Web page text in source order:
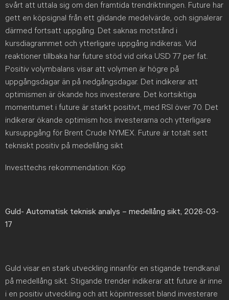
svårt att uttala sig om den framtida trendriktningen. Future har
gett en köpsignal från ett glidande medelvärde, och signalerar
därmed fortsatt uppgång. Det saknas motstånd i
kursdiagrammet och ytterligare uppgång indikeras. Vid
reaktioner tillbaka har future stöd vid cirka USD 77 per fat.
Positiv volymbalans visar att volymen är högre på
uppgångsdagar än på nedgångsdagar. Det indikerar att
optimismen är ökande hos investerare. Det kortsiktiga
momentumet i future är starkt positivt, med RSI över 70. Det
indikerar ökande optimism hos investerarna och ytterligare
kursuppgång för Brent Crude NYMEX. Future är totalt sett
tekniskt positiv på medellång sikt
Investtechs rekommendation: Köp
Guld- Automatisk teknisk analys – medellång sikt, 2026-03-
17
Guld visar en stark utveckling innanför en stigande trendkanal
på medellång sikt. Stigande trender indikerar att future är inne
i en positiv utveckling och att köpintresset bland investerare